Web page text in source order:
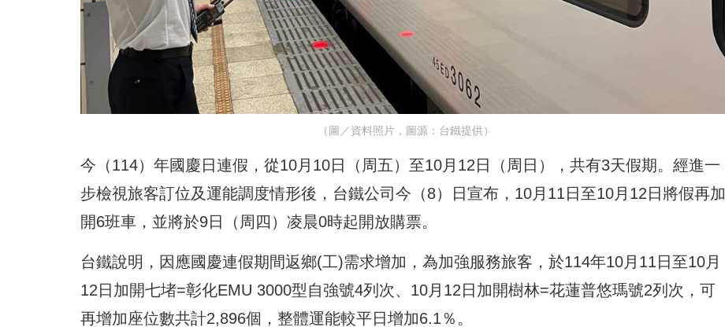
（圖／資料照片，圖源：台鐵提供）
今（114）年國慶日連假，從10月10日（周五）至10月12日（周日），共有3天假期。經進一
步檢視旅客訂位及運能調度情形後，台鐵公司今（8）日宣布，10月11日至10月12日將假再加
開6班車，並將於9日（周四）凌晨0時起開放購票。
台鐵說明，因應國慶連假期間返鄉(工)需求增加，為加強服務旅客，於114年10月11日至10月
12日加開七堵=彰化EMU 3000型自強號4列次、10月12日加開樹林=花蓮普悠瑪號2列次，可
再增加座位數共計2,896個，整體運能較平日增加6.1％。